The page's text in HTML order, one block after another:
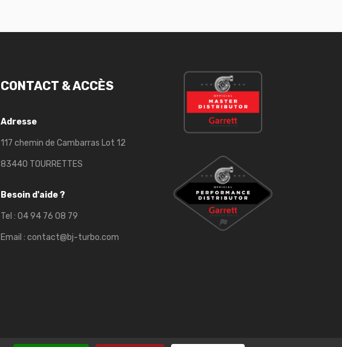
CONTACT & ACCÈS
Adresse
117 chemin de Cambarras Lot 12
83440 TOURRETTES
Besoin d'aide ?
Tel : 04 94 76 08 79
Email : contact@bj-turbo.com